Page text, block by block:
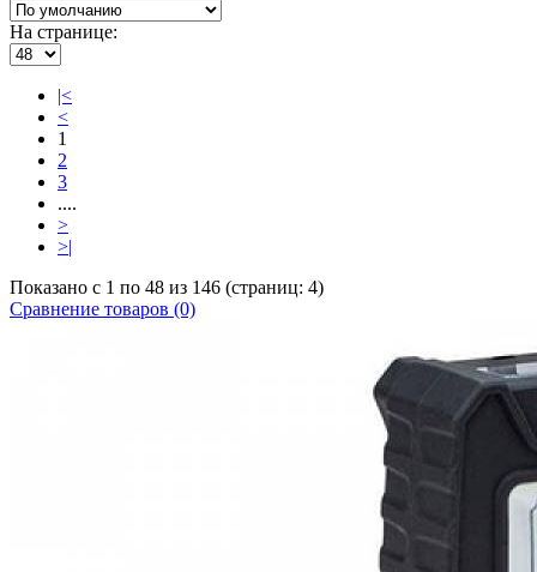
На странице:
|<
<
1
2
3
....
>
>|
Показано с 1 по 48 из 146 (страниц: 4)
Сравнение товаров (0)